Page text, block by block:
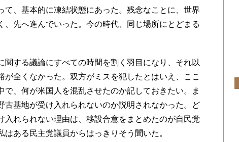
、基本的に凍結状態にあった。残念なことに、世界
、先へ進んでいった。今の時代、同じ場所にとどまる
する議論にすべての時間を割く羽目になり、それ以
全くなかった。双方がミスを犯したとはいえ、ここ
で、何が米国人を混乱させたのか記しておきたい。ま
古基地が受け入れられないのか説明されなかった。ど
入れられない理由は、移設合意をまとめたのが自民党
ある民主党議員からはっきりそう聞いた。